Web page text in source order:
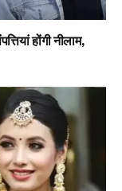
होंगी नीलाम,